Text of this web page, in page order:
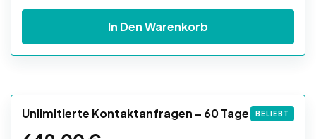
In Den Warenkorb
Unlimitierte Kontaktanfragen – 60 Tage BELIEBT